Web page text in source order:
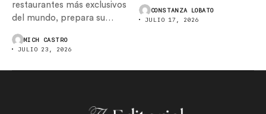
restaurantes más exclusivos
del mundo, prepara su
MICH CASTRO
JULIO 23, 2026
CONSTANZA LOBATO
JULIO 17, 2026